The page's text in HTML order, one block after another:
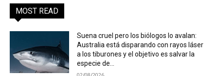
MOST READ
Suena cruel pero los biólogos lo avalan:
Australia está disparando con rayos láser
a los tiburones y el objetivo es salvar la
especie de...